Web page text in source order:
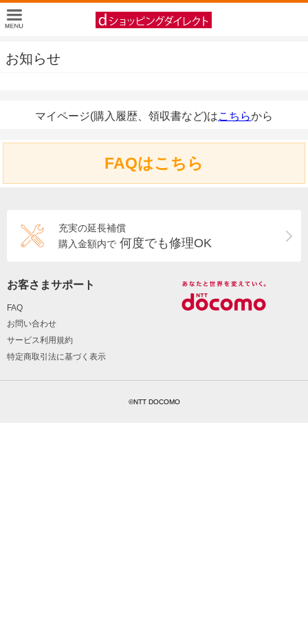
お知らせ
マイページ(購入履歴、領収書など)はこちらから
FAQはこちら
充実の延長補償
購入金額内で 何度でも修理OK
お客さまサポート
FAQ
お問い合わせ
サービス利用規約
特定商取引法に基づく表示
©NTT DOCOMO